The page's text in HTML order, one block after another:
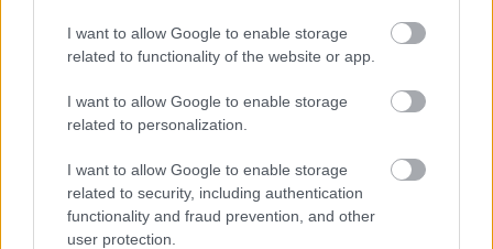
I want to allow Google to enable storage
related to functionality of the website or app.
I want to allow Google to enable storage
related to personalization.
I want to allow Google to enable storage
related to security, including authentication
functionality and fraud prevention, and other
user protection.
Special guests:
szöveg:Juhász Kristóf
Ari-Nagy Barbara
Keresztes Gábor, Sztojanov Georgi
kórus:Soharóza
a rendező munkatársa: Tóth Péter